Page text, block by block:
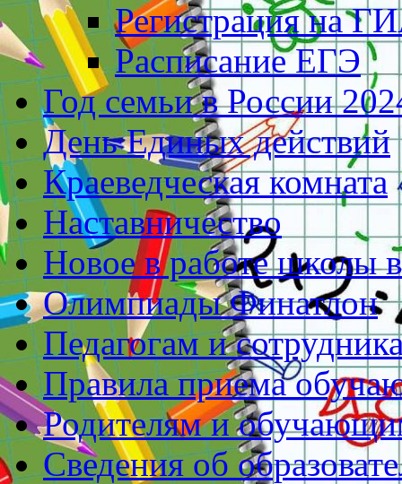
Регистрация на
Расписание ЕГЭ
Год семьи в России
День Единых действий
Краеведческая комната
Наставничество
Новое в работе школы
Олимпиады Финатлон
Педагогам и
Правила приема
Родителям и
Сведения об